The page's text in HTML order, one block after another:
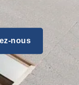
nous